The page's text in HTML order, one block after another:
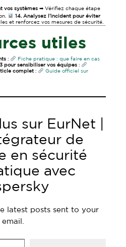
vos systèmes ➡ Vérifiez chaque étape
14. Analysez l’incident pour éviter
et renforcez vos mesures de sécurité.
utiles
:
Fiche pratique : que faire en cas
pour sensibiliser vos équipes:
complet:
Guide officiel sur
sur EurNet |
de
en sécurité
avec
latest posts sent to your
email.